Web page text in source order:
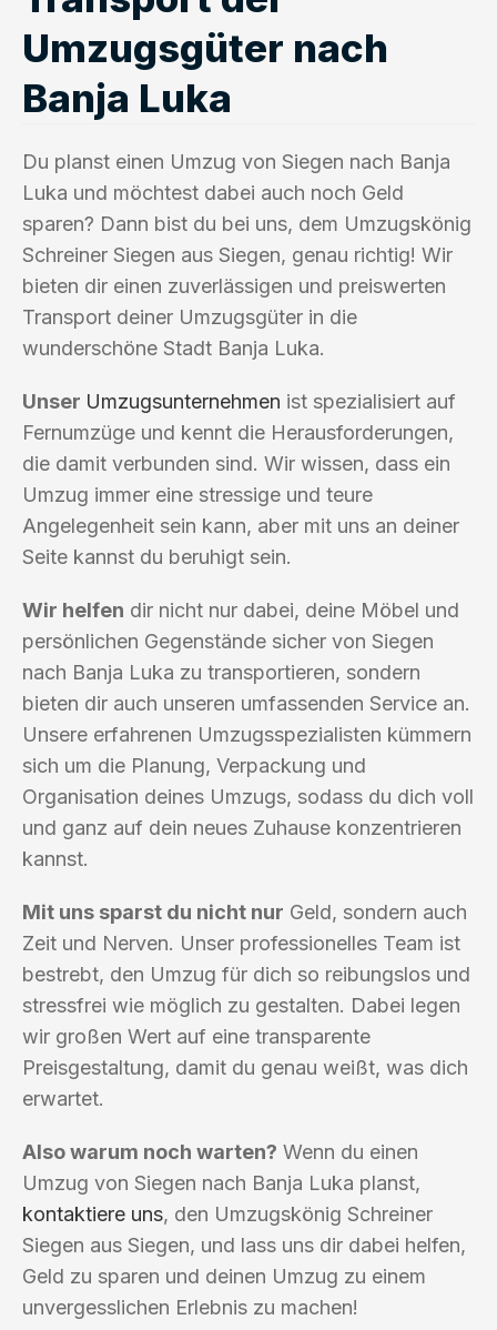
Umzugsgüter nach
Banja Luka
Du planst einen Umzug von Siegen nach Banja
Luka und möchtest dabei auch noch Geld
sparen? Dann bist du bei uns, dem Umzugskönig
Schreiner Siegen aus Siegen, genau richtig! Wir
bieten dir einen zuverlässigen und preiswerten
Transport deiner Umzugsgüter in die
wunderschöne Stadt Banja Luka.
Unser Umzugsunternehmen ist spezialisiert auf
Fernumzüge und kennt die Herausforderungen,
die damit verbunden sind. Wir wissen, dass ein
Umzug immer eine stressige und teure
Angelegenheit sein kann, aber mit uns an deiner
Seite kannst du beruhigt sein.
Wir helfen dir nicht nur dabei, deine Möbel und
persönlichen Gegenstände sicher von Siegen
nach Banja Luka zu transportieren, sondern
bieten dir auch unseren umfassenden Service an.
Unsere erfahrenen Umzugsspezialisten kümmern
sich um die Planung, Verpackung und
Organisation deines Umzugs, sodass du dich voll
und ganz auf dein neues Zuhause konzentrieren
kannst.
Mit uns sparst du nicht nur Geld, sondern auch
Zeit und Nerven. Unser professionelles Team ist
bestrebt, den Umzug für dich so reibungslos und
stressfrei wie möglich zu gestalten. Dabei legen
wir großen Wert auf eine transparente
Preisgestaltung, damit du genau weißt, was dich
erwartet.
Also warum noch warten? Wenn du einen
Umzug von Siegen nach Banja Luka planst,
kontaktiere uns, den Umzugskönig Schreiner
Siegen aus Siegen, und lass uns dir dabei helfen,
Geld zu sparen und deinen Umzug zu einem
unvergesslichen Erlebnis zu machen!